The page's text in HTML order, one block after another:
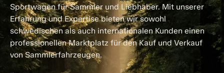
Sportwagen für Sammler und Liebhaber. Mit unserer
Erfahrung und Expertise bieten wir sowohl
schwedischen als auch internationalen Kunden einen
professionellen Marktplatz für den Kauf und Verkauf
von Sammlerfahrzeugen.